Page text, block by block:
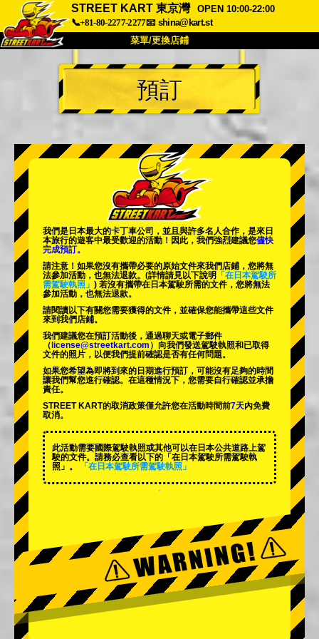
STREET KART 東京灣
OPEN 10:00-22:00
📞+81-80-2277-2277📧 shina@kart.st
菜單/更換店鋪
首頁
關於 規格 價格
公司 預訂
更換店鋪
東京 秋葉原 #2
東京 澀谷附店 東京灣
東京 淺草 大阪
沖繩
預訂
我們是日本最大的卡丁車公司，並且與許多名人合作，是來日
本旅行的遊客中最受歡迎的活動 ！因此，我們強烈建議您儘快
完成預訂。
請注意！如果您沒有攜帶必要的原始文件來我們店鋪，您將無
法參加活動，也無法退款。 (詳情請見以下說明
「在日本駕駛所
需駕駛執照」 ) 若沒有攜帶在日本駕駛所需的文件，您將無法
參加活動，也無法退款。
請閱讀以下有關您需要獲得的文件，並確保您能攜帶這些文件
來到我們店鋪。
我們建議您在預訂活動後，通過聊天或電子郵件
（ license@streetkart.com ）向我們發送駕駛執照和已取得
文件的照片，以便我們提前確認是否有任何問題。
如果您希望為即將到來的日期進行預訂，可能沒有足夠的時間
讓我們幫您進行確認。在這種情況下，您需要自行確認並承擔
責任。
STREET KART的取消政策僅允許您在活動時間前7天內免費
取消。
此活動需要國際駕駛執照或其他可以在日本公共道路上駕
駛的文件。請務必查看以下的「在日本駕駛所需駕駛執
照」。
「在日本駕駛所需駕駛執照」